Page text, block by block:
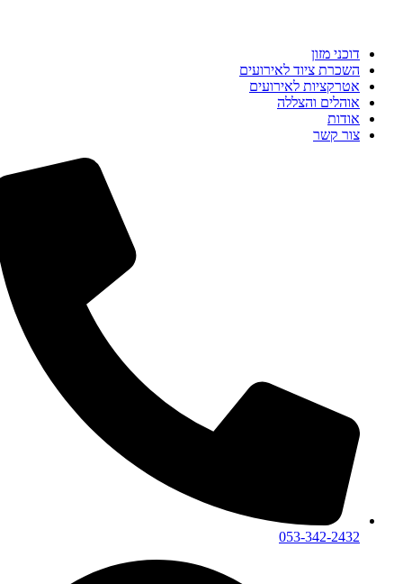
דוכני מזון
השכרת ציוד לאירועים
אטרקציות לאירועים
אוהלים והצללה
אודות
צור קשר
053-342-2432